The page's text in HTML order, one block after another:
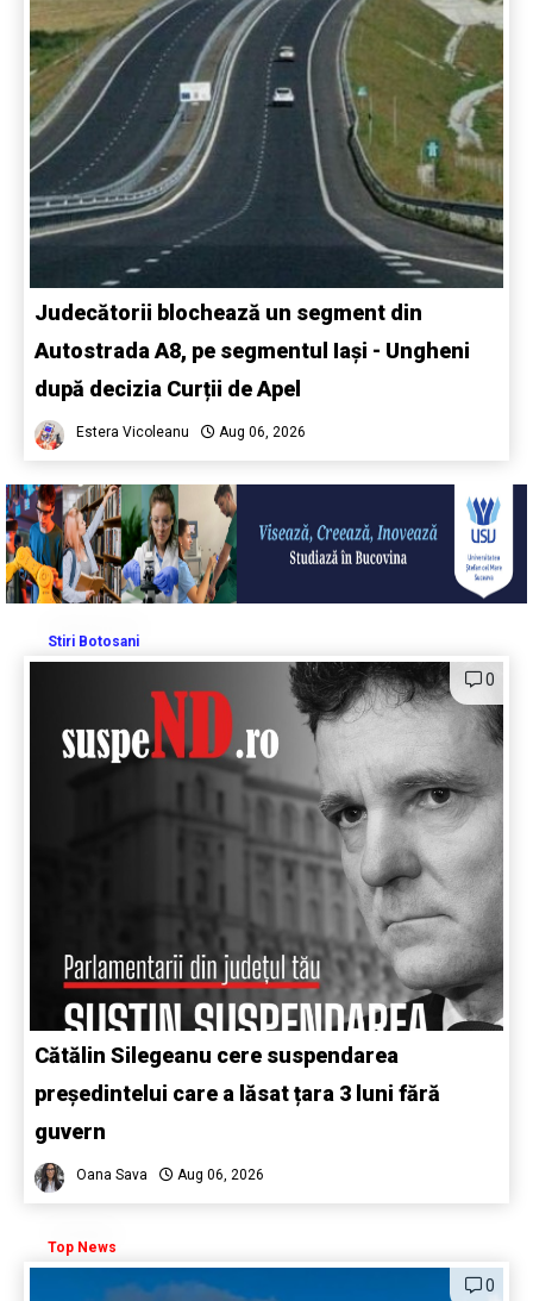
Judecătorii blochează un segment din
Autostrada A8, pe segmentul Iași - Ungheni
după decizia Curții de Apel
Estera Vicoleanu Aug 06, 2026
Stiri Botosani
0
Cătălin Silegeanu cere suspendarea
președintelui care a lăsat țara 3 luni fără
guvern
Oana Sava Aug 06, 2026
Top News
0